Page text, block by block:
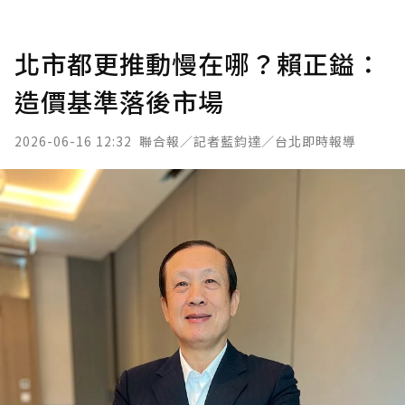
北市都更推動慢在哪？賴正鎰：
造價基準落後市場
2026-06-16 12:32 聯合報／記者藍鈞達／台北即時報導